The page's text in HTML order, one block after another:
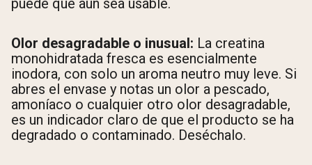
Olor desagradable o inusual: La creatina
monohidratada fresca es esencialmente
inodora, con solo un aroma neutro muy leve. Si
abres el envase y notas un olor a pescado,
amoníaco o cualquier otro olor desagradable,
es un indicador claro de que el producto se ha
degradado o contaminado. Deséchalo.
Comprar Ahora